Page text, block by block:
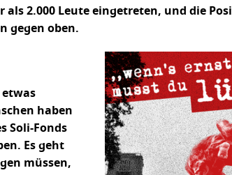
2.000 Leute eingetreten, und die
gegen oben.
etwas
haben
Soli-Fonds
Es geht
müssen,